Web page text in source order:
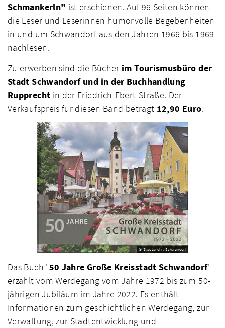
Schmankerln" ist erschienen. Auf 96 Seiten können
die Leser und Leserinnen humorvolle Begebenheiten
in und um Schwandorf aus den Jahren 1966 bis 1969
nachlesen.
Zu erwerben sind die Bücher im Tourismusbüro der
Stadt Schwandorf und in der Buchhandlung
Rupprecht in der Friedrich-Ebert-Straße. Der
Verkaufspreis für diesen Band beträgt 12,90 Euro.
© Stadtarchiv Schwandorf
Das Buch "50 Jahre Große Kreisstadt Schwandorf"
erzählt vom Werdegang vom Jahre 1972 bis zum 50-
jährigen Jubiläum im Jahre 2022. Es enthält
Informationen zum geschichtlichen Werdegang, zur
Verwaltung, zur Stadtentwicklung und